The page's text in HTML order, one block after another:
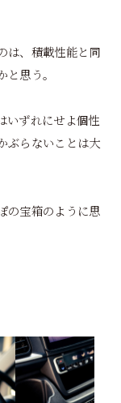
は、積載性能と同
思う。
いずれにせよ個性
ぶらないことは大
の宝箱のように思